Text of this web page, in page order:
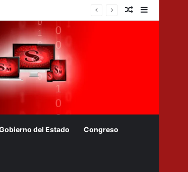
en México Nota aleatoria
Barra
del Estado Congreso